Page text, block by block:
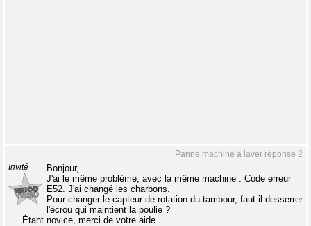
Panne machine à laver réponse 2
Invité
Bonjour,
J'ai le même problème, avec la même machine : Code erreur
E52. J'ai changé les charbons.
Pour changer le capteur de rotation du tambour, faut-il desserrer
l'écrou qui maintient la poulie ?
Étant novice, merci de votre aide.